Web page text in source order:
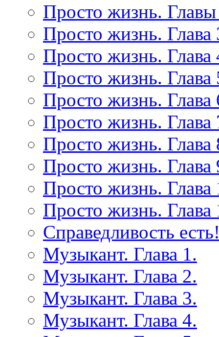
Просто жизнь.
Просто жизнь. Глава
Просто жизнь. Глава
Просто жизнь. Глава
Просто жизнь. Глава
Просто жизнь. Глава
Просто жизнь. Глава
Просто жизнь. Глава
Просто жизнь. Глава
Просто жизнь. Глава
Справедливость
Музыкант. Глава 1.
Музыкант. Глава 2.
Музыкант. Глава 3.
Музыкант. Глава 4.